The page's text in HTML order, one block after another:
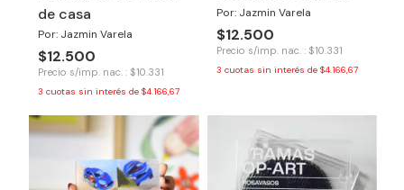
de casa
Por: Jazmin Varela
$12.500
Precio s/imp. nac. : $10.331
3 cuotas sin interés de $4.166,67
Por: Jazmin Varela
$12.500
Precio s/imp. nac. : $10.331
3 cuotas sin interés de $4.166,67